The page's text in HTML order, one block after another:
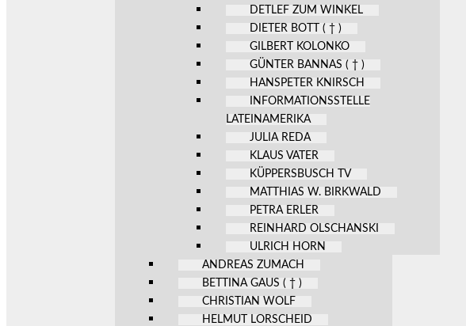
DETLEF ZUM WINKEL
DIETER BOTT ( † )
GILBERT KOLONKO
GÜNTER BANNAS ( † )
HANSPETER KNIRSCH
INFORMATIONSSTELLE
LATEINAMERIKA
JULIA REDA
KLAUS VATER
KÜPPERSBUSCH TV
MATTHIAS W. BIRKWALD
PETRA ERLER
REINHARD OLSCHANSKI
ULRICH HORN
ANDREAS ZUMACH
BETTINA GAUS ( † )
CHRISTIAN WOLF
HELMUT LORSCHEID